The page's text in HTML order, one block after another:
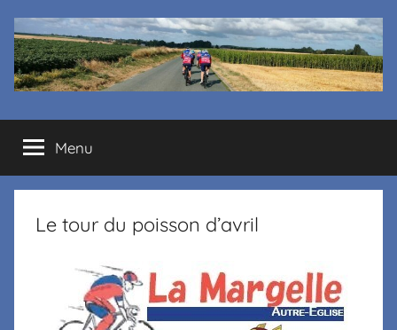
Cyclo
club
La
Menu
Le tour du poisson d’avril